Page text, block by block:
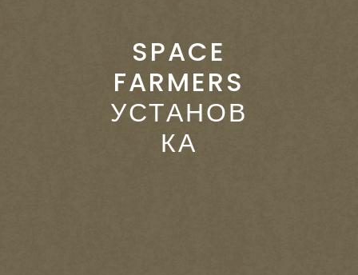
SPACE
FARMERS
УСТАНОВ
КА